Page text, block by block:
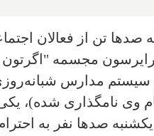
صدها تن از فعالان
رایرسون مجسمه "اگرتون
مدارس
یکی از ۵ دانشگاه برتر کانادا، قرار